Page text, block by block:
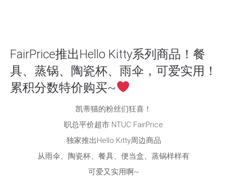
FairPrice推出Hello Kitty系列商品！餐
具、蒸锅、陶瓷杯、雨伞，可爱实用！
累积分数特价购买~
凯蒂猫的粉丝们狂喜！
职总平价超市 NTUC FairPrice
独家推出Hello Kitty周边商品
从雨伞、陶瓷杯、餐具、便当盒、蒸锅样样有
可爱又实用啊~